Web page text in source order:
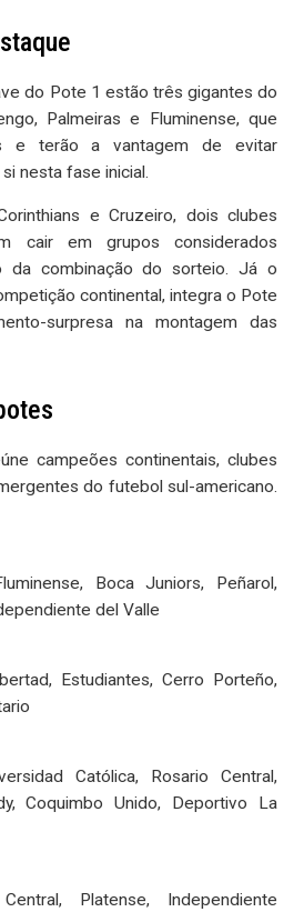
do Pote 1 estão três gigantes do
Palmeiras e Fluminense, que
e terão a vantagem de evitar
nesta fase inicial.
e Cruzeiro, dois clubes
cair em grupos considerados
da combinação do sorteio. Já o
continental, integra o Pote
surpresa na montagem das
campeões continentais, clubes
do futebol sul-americano.
Boca Juniors, Peñarol,
del Valle
Estudiantes, Cerro Porteño,
Católica, Rosario Central,
Coquimbo Unido, Deportivo La
Platense, Independiente